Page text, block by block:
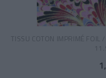
TISSU COTON IMPRIMÉ